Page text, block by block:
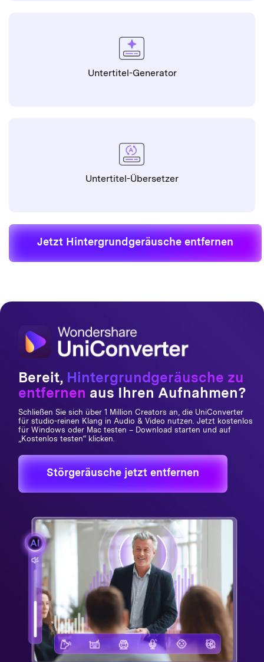
Untertitel-Übersetzer
Bereit, Hintergrundgeräusche zu
entfernenaus Ihren Aufnahmen?
Störgeräusche jetzt entfernen
Hero Produkte
Wondershare